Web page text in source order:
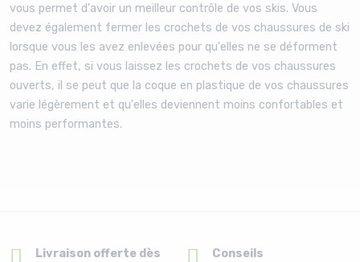
vous permet d'avoir un meilleur contrôle de vos skis. Vous
devez également fermer les crochets de vos chaussures de ski
lorsque vous les avez enlevées pour qu'elles ne se déforment
pas. En effet, si vous laissez les crochets de vos chaussures
ouverts, il se peut que la coque en plastique de vos chaussures
varie légèrement et qu'elles deviennent moins confortables et
moins performantes.
Livraison offerte dès
Conseils